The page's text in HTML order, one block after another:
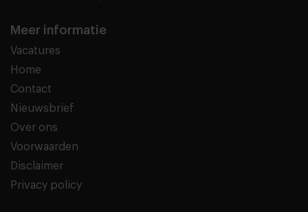
Meer informatie
Vacatures
Home
Contact
Nieuwsbrief
Over ons
Voorwaarden
Disclaimer
Privacy policy